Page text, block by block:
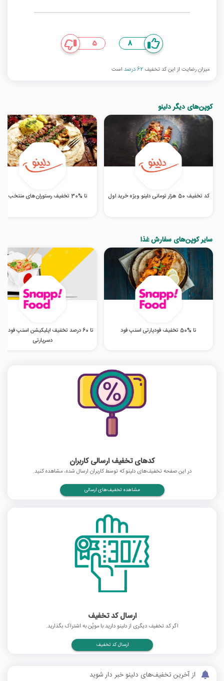
8
5
میزان رضایت از این کد تخفیف 62 درصد است
کوپن‌های دیگر دلینو
کد تخفیف 50 هزار تومانی دلینو ویژه خرید اول تا %30 تخفیف رستوران‌های منتخب دلینو
سایر کوپن‌های سفارش غذا
تا %50 تخفیف فودپارتی اسنپ فود
تا 60 درصد تخفیف اپلیکیشن اسنپ فود
دسرپارتی
کدهای تخفیف ارسالی کاربران
در این صفحه تخفیف‌های دلینو که توسط کاربران ارسال شده، مشاهده کنید.
مشاهده تخفیف‌های ارسالی
ارسال کد تخفیف
اگر کد تخفیف دیگری از دلینو دارید با موپُن به اشتراک بگذارید.
ارسال کد تخفیف
از آخرین تخفیف‌های دلینو خبر دار شوید